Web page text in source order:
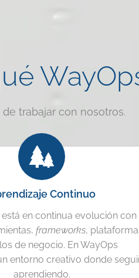
de trabajar con nosotros.
Continuo
en continua evolución con
frameworks,
de negocio. En WayOps
entorno creativo donde
aprendiendo.